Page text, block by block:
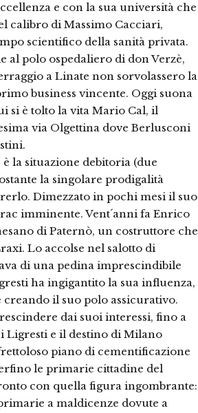
e con la sua università che
calibro di Massimo Cacciari,
scientifico della sanità privata.
al polo ospedaliero di don Verzè,
a Linate non sorvolassero la
business vincente. Oggi suona
si è tolto la vita Mario Cal, il
via Olgettina dove Berlusconi
la situazione debitoria (due
la singolare prodigalità
Dimezzato in pochi mesi il suo
imminente. Vent´anni fa Enrico
di Paternò, un costruttore che
Lo accolse nel salotto di
di una pedina imprescindibile
ha ingigantito la sua influenza,
il suo polo assicurativo.
dai suoi interessi, fino a
Ligresti e il destino di Milano
piano di cementificazione
le primarie cittadine del
con quella figura ingombrante:
a maldicenze dovute a